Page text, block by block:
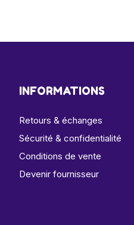
INFORMATIONS
Retours & échanges
Sécurité & confidentialité
Conditions de vente
Devenir fournisseur